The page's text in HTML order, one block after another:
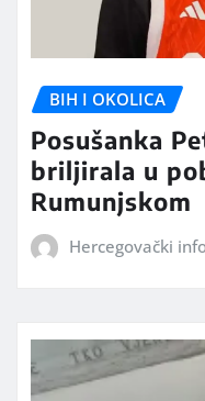
BIH I OKOLICA
Posušanka
briljirala u
Rumunjskom
Hercegovački